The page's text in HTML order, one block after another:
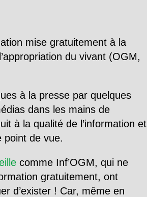
mise gratuitement à la
du vivant (OGM,
à la presse par quelques
dans les mains de
à la qualité de l’information et
point de vue.
comme Inf’OGM, qui ne
gratuitement, ont
d’exister ! Car, même en